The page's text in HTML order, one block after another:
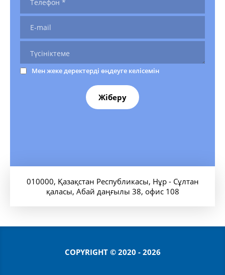
Мен жеке деректерді өңдеуге келісемін
Жіберу
010000, Қазақстан Республикасы, Нұр - Сұлтан
қаласы, Абай даңғылы 38, офис 108
COPYRIGHT © 2020 - 2026